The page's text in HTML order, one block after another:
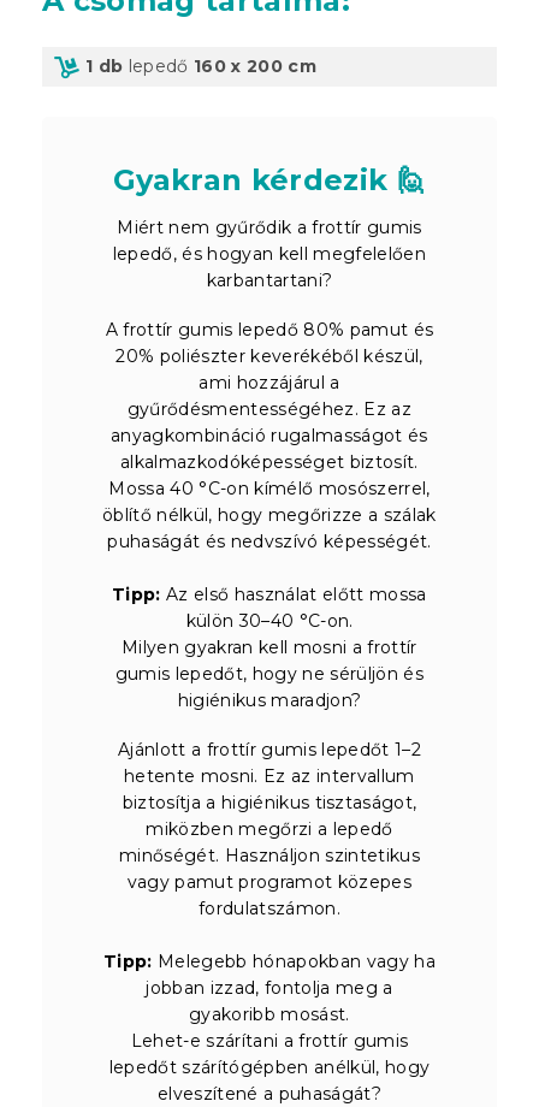
1 db lepedő 160 x 200 cm
Gyakran kérdezik 🙋
Miért nem gyűrődik a frottír gumis
lepedő, és hogyan kell megfelelően
karbantartani?
A frottír gumis lepedő 80% pamut és
20% poliészter keverékéből készül,
ami hozzájárul a
gyűrődésmentességéhez. Ez az
anyagkombináció rugalmasságot és
alkalmazkodóképességet biztosít.
Mossa 40 °C-on kímélő mosószerrel,
öblítő nélkül, hogy megőrizze a szálak
puhaságát és nedvszívó képességét.
Tipp: Az első használat előtt mossa
külön 30–40 °C-on.
Milyen gyakran kell mosni a frottír
gumis lepedőt, hogy ne sérüljön és
higiénikus maradjon?
Ajánlott a frottír gumis lepedőt 1–2
hetente mosni. Ez az intervallum
biztosítja a higiénikus tisztaságot,
miközben megőrzi a lepedő
minőségét. Használjon szintetikus
vagy pamut programot közepes
fordulatszámon.
Tipp: Melegebb hónapokban vagy ha
jobban izzad, fontolja meg a
gyakoribb mosást.
Lehet-e szárítani a frottír gumis
lepedőt szárítógépben anélkül, hogy
elveszítené a puhaságát?